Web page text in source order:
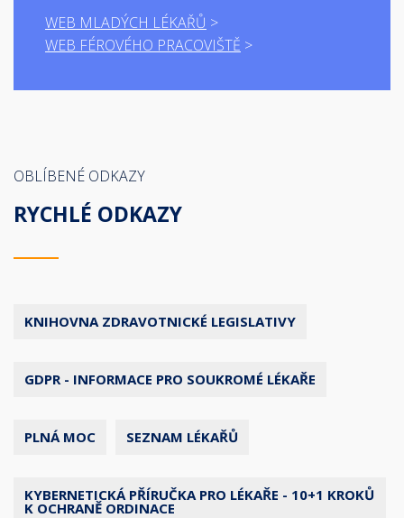
WEB MLADÝCH LÉKAŘŮ
WEB FÉROVÉHO PRACOVIŠTĚ
OBLÍBENÉ ODKAZY
RYCHLÉ ODKAZY
KNIHOVNA ZDRAVOTNICKÉ LEGISLATIVY
GDPR - INFORMACE PRO SOUKROMÉ LÉKAŘE
PLNÁ MOC SEZNAM LÉKAŘŮ
KYBERNETICKÁ PŘÍRUČKA PRO LÉKAŘE - 10+1 KROKŮ
K OCHRANĚ ORDINACE